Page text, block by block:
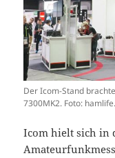
Der Icom-Stand
7300MK2. Foto:
Icom hielt sich in